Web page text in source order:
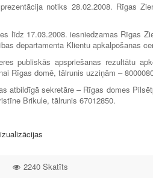
notiks 28.02.2008. Rīgas
līdz 17.03.2008. iesniedzamas Rīgas
departamenta Klientu apkalpošanas
publiskās apspriešanas rezultātu
Rīgas domē, tālrunis uzziņām –
atbildīgā sekretāre – Rīgas domes
Brikule, tālrunis 67012850.
2240 Skatīts